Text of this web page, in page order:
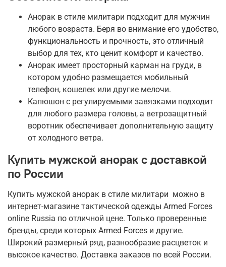
Анорак в стиле милитари подходит для мужчин
любого возраста. Беря во внимание его удобство,
функциональность и прочность, это отличный
выбор для тех, кто ценит комфорт и качество.
Анорак имеет просторный карман на груди, в
котором удобно размещается мобильный
телефон, кошелек или другие мелочи.
Капюшон с регулируемыми завязками подходит
для любого размера головы, а ветрозащитный
воротник обеспечивает дополнительную защиту
от холодного ветра.
Купить мужской анорак с доставкой
по России
Купить мужской анорак в стиле милитари можно в
интернет-магазине тактической одежды Armed Forces
online Russia по отличной цене. Только проверенные
бренды, среди которых Armed Forces и другие.
Широкий размерный ряд, разнообразие расцветок и
высокое качество. Доставка заказов по всей России.